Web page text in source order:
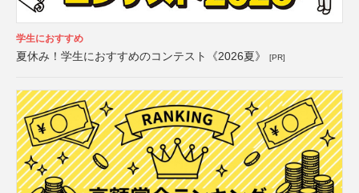
学生におすすめ
夏休み！学生におすすめのコンテスト《2026夏》 [PR]